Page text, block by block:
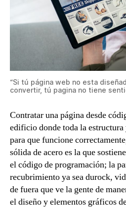
“Si tú página web no esta
convertir, tú pagina no tiene
Contratar una página desde
edificio donde toda la
para que funcione
sólida de acero es la que
el código de programación; la
recubrimiento ya sea durock,
de fuera que ve la gente de
el diseño y elementos gráficos